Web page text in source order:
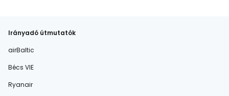
Irányadó útmutatók
airBaltic
Bécs VIE
Ryanair